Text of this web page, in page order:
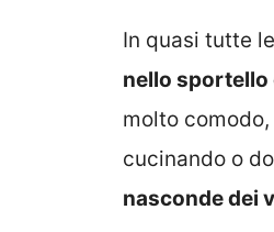
In quasi tutte
nello sportello
molto
cucinando o
nasconde dei